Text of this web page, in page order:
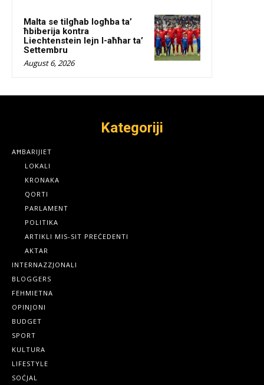
Malta se tilgħab logħba ta’
ħbiberija kontra
Liechtenstein lejn l-aħħar ta’
Settembru
August 6, 2026
Kategoriji
AĦBARIJIET
LOKALI
KRONAKA
QORTI
PARLAMENT
POLITIKA
ARTIKLI MIS-SIT PREĊEDENTI
AKTAR
INTERNAZZJONALI
BLOGGERS
FEHMIETNA
OPINJONI
BUDGET
SPORT
KULTURA
LIFESTYLE
SOĊJAL